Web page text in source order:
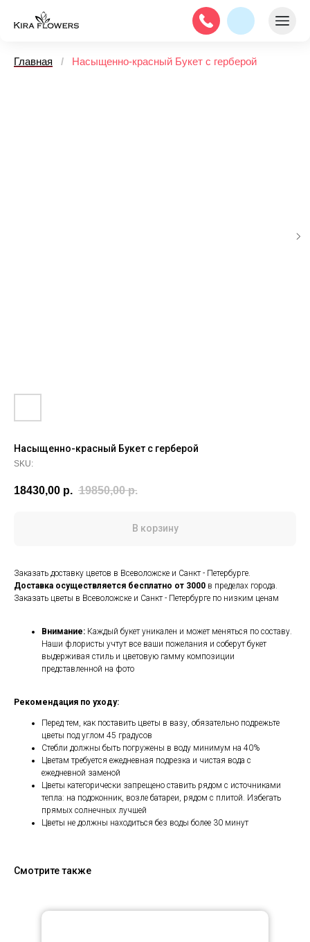
Главная / Насыщенно-красный Букет с герберой
Насыщенно-красный Букет с герберой
SKU:
18430,00 р. 19850,00 р.
В корзину
Заказать доставку цветов в Всеволожске и Санкт - Петербурге.
Доставка осуществляется бесплатно от 3000 в пределах города.
Заказать цветы в Всеволожске и Санкт - Петербурге по низким ценам
Внимание: Каждый букет уникален и может меняться по составу.
Наши флористы учтут все ваши пожелания и соберут букет
выдерживая стиль и цветовую гамму композиции
представленной на фото
Рекомендация по уходу:
Перед тем, как поставить цветы в вазу, обязательно подрежьте
цветы под углом 45 градусов
Стебли должны быть погружены в воду минимум на 40%
Цветам требуется ежедневная подрезка и чистая вода с
ежедневной заменой
Цветы категорически запрещено ставить рядом с источниками
тепла: на подоконник, возле батареи, рядом с плитой. Избегать
прямых солнечных лучшей
Цветы не должны находиться без воды более 30 минут
Смотрите также